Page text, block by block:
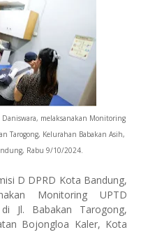
melaksanakan Monitoring
Tarogong, Kelurahan Babakan Asih,
Rabu 9/10/2024.
D DPRD Kota Bandung,
Monitoring UPTD
Jl. Babakan Tarogong,
Bojongloa Kaler, Kota